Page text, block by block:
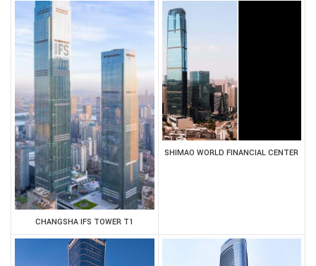
CHANGSHA IFS TOWER T1
SHIMAO WORLD FINANCIAL CENTER